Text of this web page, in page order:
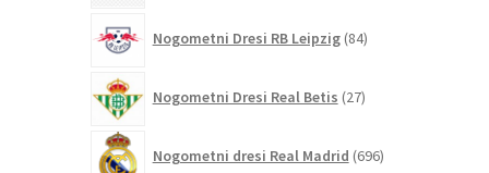
Nogometni Dresi RB Leipzig 84izdelkov
Nogometni Dresi Real Betis 27izdelkov
Nogometni dresi Real Madrid 696izdelkov